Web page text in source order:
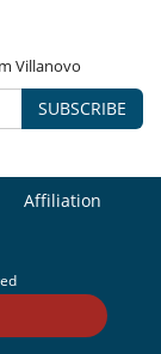
Villanovo
SUBSCRIBE
Affiliation